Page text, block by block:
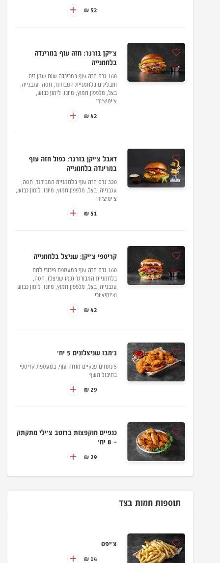
52 ₪
צ'יקן בורגר: חזה עוף במרינדה
בלחמנייה
160 גרם חזה עוף במרינדה שום שמן זית
ותבלינים בלחמניית המבורגר, חסה, עגבנייה,
בצל, מלפפון חמוץ, מיונז, לימון כבוש,
צ'ימיצ'ורי
42 ₪
דאבל צ'יקן בורגר: כפול חזה עוף
במרינדה בלחמנייה
320 גרם חזה עוף בלחמניית המבורגר, חסה,
עגבנייה, בצל, מלפפון חמוץ, מיונז, לימון כבוש,
צ'ימיצ'ורי
51 ₪
קריספי צ'יקן: שניצל בלחמנייה
160 גרם חזה עוף במעטפת פירורי לחם
בלחמניית המבורגר (כמו שניצל), חסה,
עגבנייה, בצל, מלפפון חמוץ, מיונז, לימון כבוש
וצ'ימיצ'ורי
42 ₪
ג'מבו שניצלונים 5 יח'
5 נתחים ענקיים מחזה עוף, במעטפת קריספי
בתיבול השף
29 ₪
כנפיים מוקפצות ברוטב צ'ילי מתקתק
- 8 יח'
29 ₪
תוספות חמות בצד
צ'יפס
14 ₪